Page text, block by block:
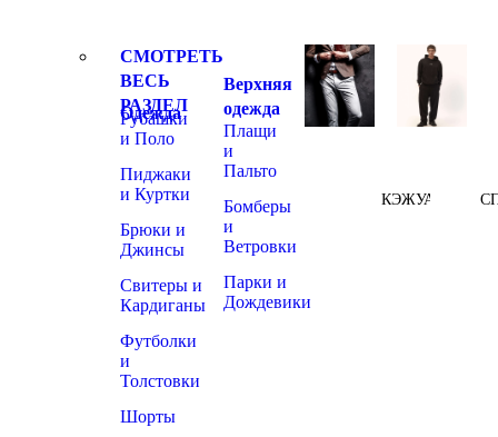
СМОТРЕТЬ
ВЕСЬ
РАЗДЕЛ
Одежда
Рубашки
и Поло
Пиджаки
и Куртки
Брюки и
Джинсы
Свитеры и
Кардиганы
Футболки
и
Толстовки
Шорты
Верхняя
одежда
Плащи
и
Пальто
Бомберы
и
Ветровки
Парки и
Дождевики
КЭЖУАЛ